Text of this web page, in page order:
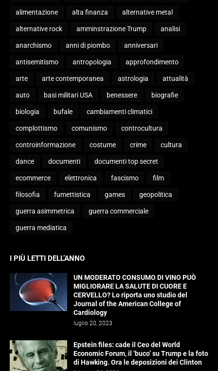
alimentazione alta finanza alternative metal
alternative rock amminstrazione Trump analisi
anarchismo anni di piombo anniversari
antisemitismo antropologia approfondimento
arte arte contemporanea astrologia attualità
auto basi militari USA benessere biografie
biologia bufale cambiamenti climatici
complottismo comunismo controcultura
controinformazione costume crime cultura
dance documenti documenti top secret
ecommerce elettronica fascismo film
filosofia fumettistica games geopolitica
guerra asimmetrica guerra commerciale
guerra mediatica
I PIÙ LETTI DELL’ANNO
UN MODERATO CONSUMO DI VINO PUÒ
MIGLIORARE LA SALUTE DI CUORE E
CERVELLO? Lo riporta uno studio del
Journal of the American College of
Cardiology
luglio 20, 2023
Epstein files: cade il Ceo del World
Economic Forum, il ‘buco’ su Trump e la foto
di Hawking. Ora le deposizioni dei Clinton